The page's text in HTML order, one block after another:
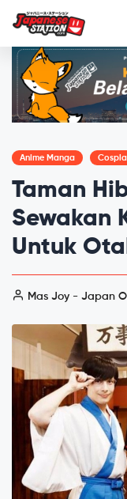
Anime Manga
Taman
Sewakan
Untuk
Mas Joy - Japan